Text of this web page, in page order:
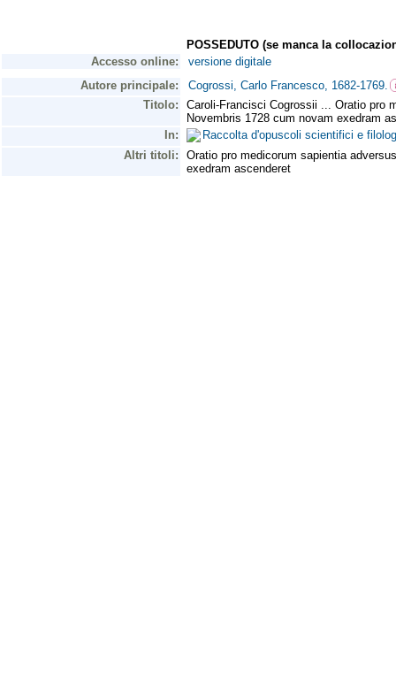
POSSEDUTO (se manca la
Accesso online:
versione digitale
Autore principale:
Cogrossi, Carlo Francesco, 1682-1769.
Titolo:
Caroli-Francisci Cogrossii ... Oratio pro
Novembris 1728 cum novam exedram
In:
Raccolta d'opuscoli scientifici e
Altri titoli:
Oratio pro medicorum sapientia
exedram ascenderet